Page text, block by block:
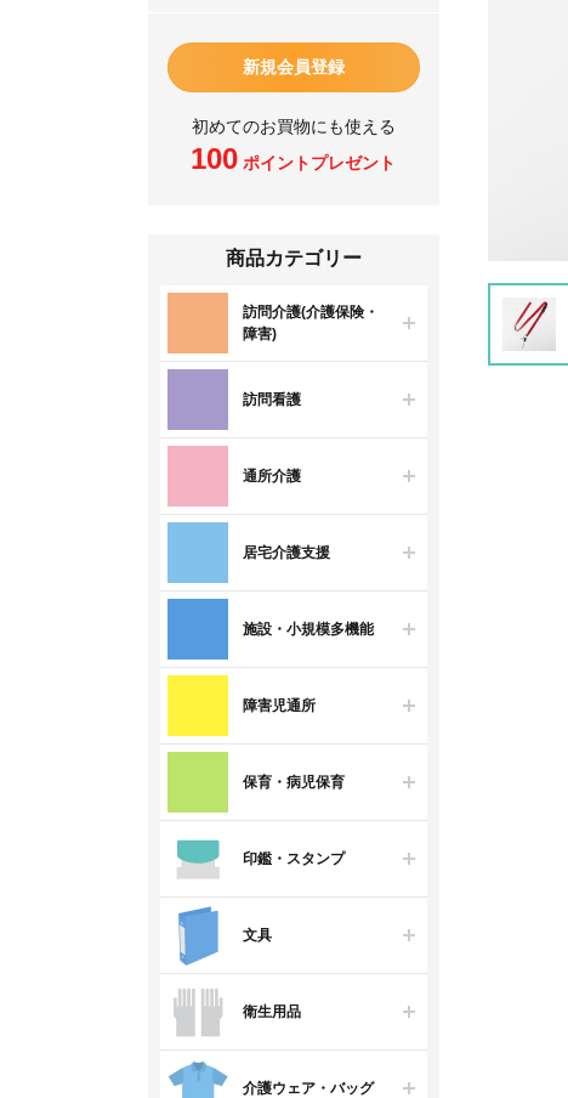
新規会員登録
初めてのお買物にも使える
100 ポイントプレゼント
商品カテゴリー
訪問介護(介護保険・
障害)
訪問看護
通所介護
居宅介護支援
施設・小規模多機能
障害児通所
保育・病児保育
印鑑・スタンプ
文具
衛生用品
介護ウェア・バッグ